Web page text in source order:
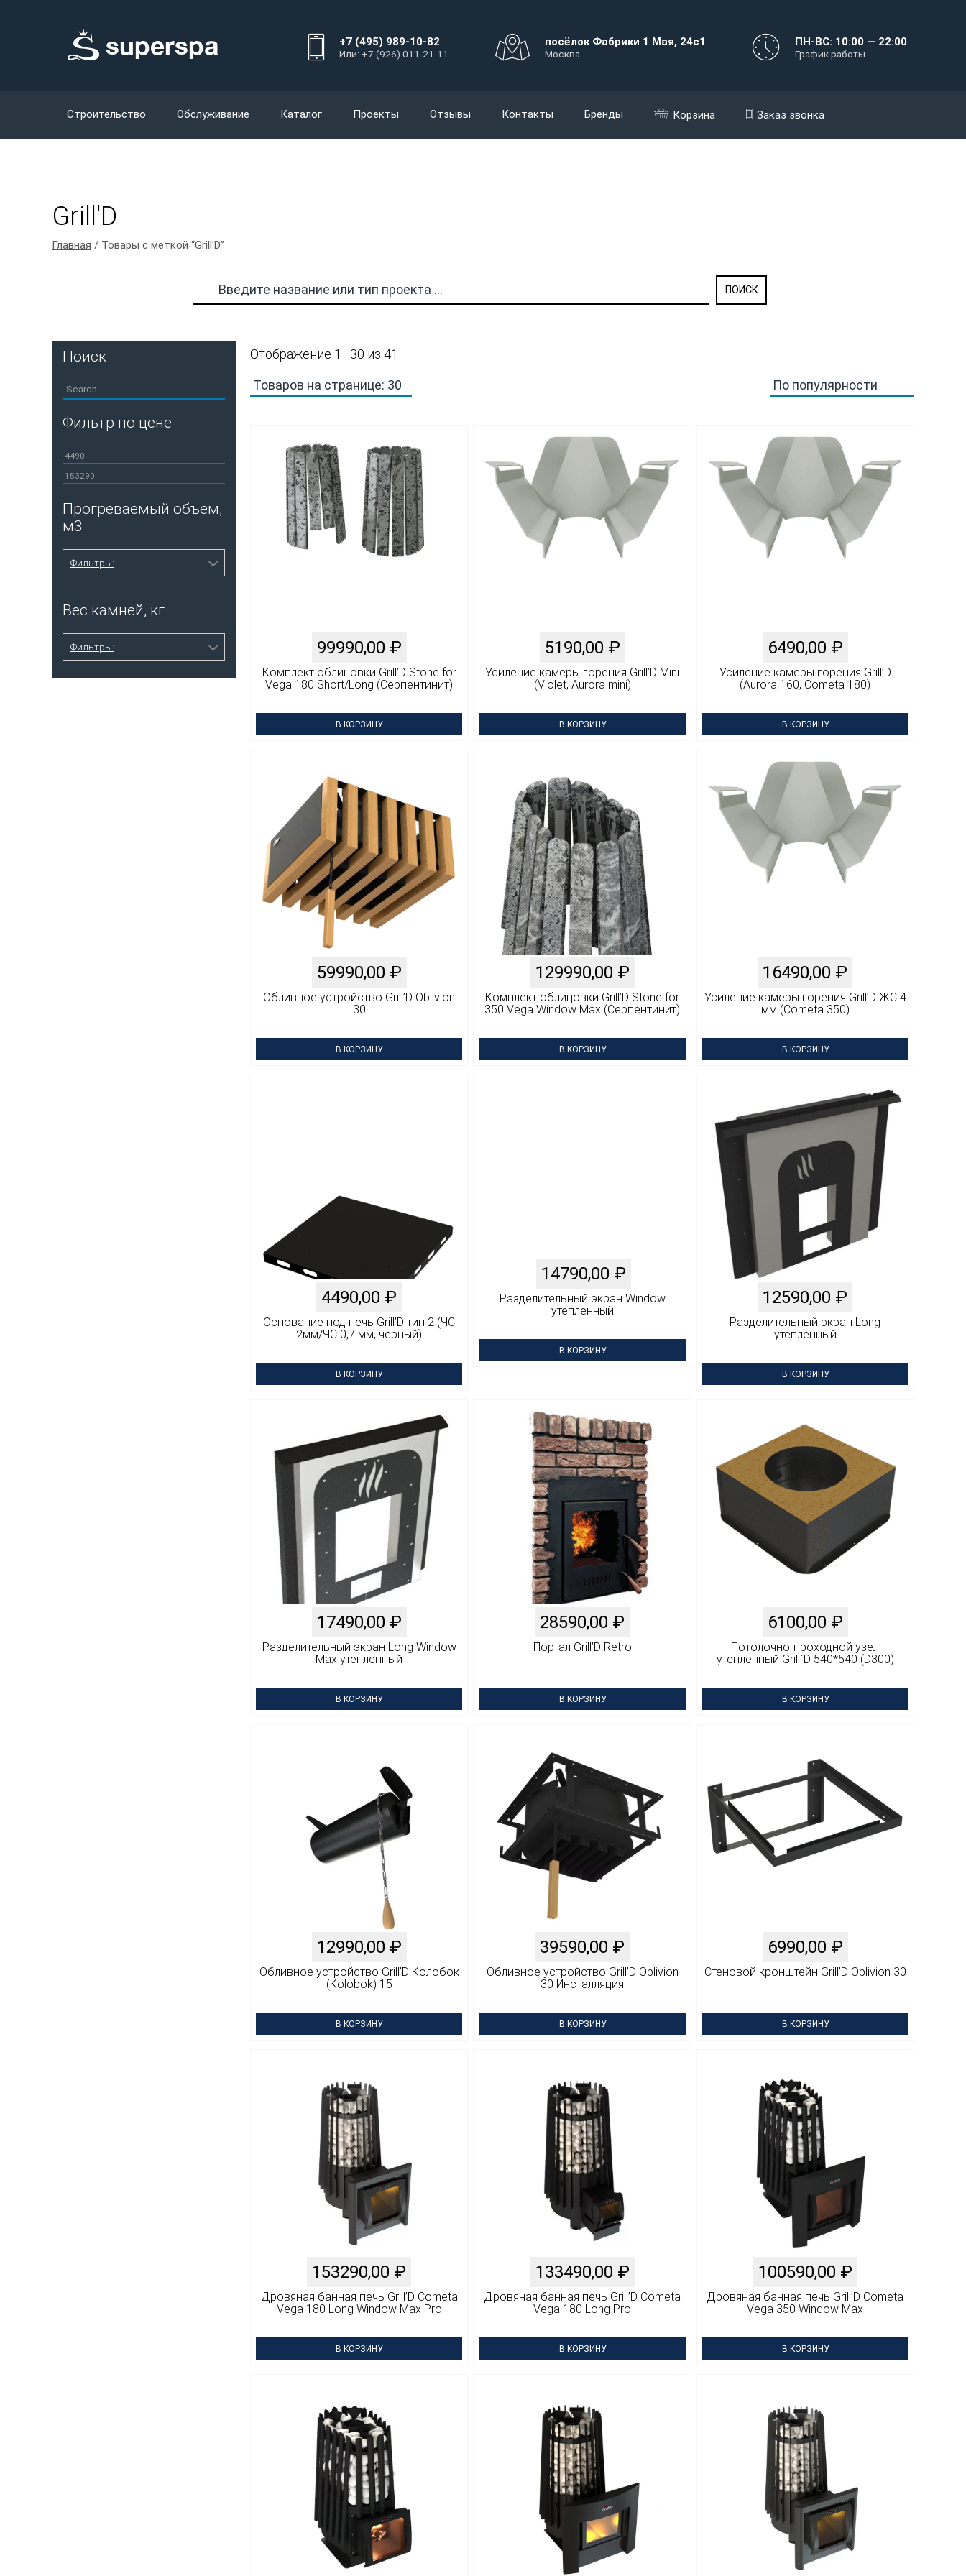
+7 (495) 989-10-82
Или: +7 (926) 011-21-11
посёлок Фабрики 1 Мая, 24с1
Москва
ПН-ВС: 10:00 — 22:00
График работы
Строительство Обслуживание Каталог Проекты Отзывы Контакты Бренды Корзина Заказ звонка
Grill'D
Главная / Товары с меткой “Grill'D”
Отображение 1–30 из 41
популярности
99990,00 ₽
Комплект облицовки Grill’D Stone for
Vega 180 Short/Long (Серпентинит)
В КОРЗИНУ
5190,00 ₽
Усиление камеры горения Grill’D Mini
(Violet, Aurora mini)
В КОРЗИНУ
6490,00 ₽
Усиление камеры горения Grill’D
(Aurora 160, Cometa 180)
В КОРЗИНУ
59990,00 ₽
Обливное устройство Grill’D Oblivion
30
В КОРЗИНУ
129990,00 ₽
Комплект облицовки Grill’D Stone for
350 Vega Window Max (Серпентинит)
В КОРЗИНУ
16490,00 ₽
Усиление камеры горения Grill’D ЖС 4
мм (Cometa 350)
В КОРЗИНУ
4490,00 ₽
Основание под печь Grill’D тип 2 (ЧС
2мм/ЧС 0,7 мм, черный)
В КОРЗИНУ
14790,00 ₽
Разделительный экран Window
утепленный
В КОРЗИНУ
12590,00 ₽
Разделительный экран Long
утепленный
В КОРЗИНУ
17490,00 ₽
Разделительный экран Long Window
Max утепленный
В КОРЗИНУ
28590,00 ₽
Портал Grill’D Retro
В КОРЗИНУ
6100,00 ₽
Потолочно-проходной узел
утепленный Grill`D 540*540 (D300)
В КОРЗИНУ
12990,00 ₽
Обливное устройство Grill’D Колобок
(Kolobok) 15
В КОРЗИНУ
39590,00 ₽
Обливное устройство Grill’D Oblivion
30 Инсталляция
В КОРЗИНУ
6990,00 ₽
Стеновой кронштейн Grill’D Oblivion 30
В КОРЗИНУ
153290,00 ₽
Дровяная банная печь Grill’D Cometa
Vega 180 Long Window Max Pro
В КОРЗИНУ
133490,00 ₽
Дровяная банная печь Grill’D Cometa
Vega 180 Long Pro
В КОРЗИНУ
100590,00 ₽
Дровяная банная печь Grill’D Cometa
Vega 350 Window Max
В КОРЗИНУ
Поиск
Фильтр по цене
Минимальная
цена
Максимальная
Прогреваемый объем,
м3
Фильтры:
8-186
Вес камней, кг
Фильтры: